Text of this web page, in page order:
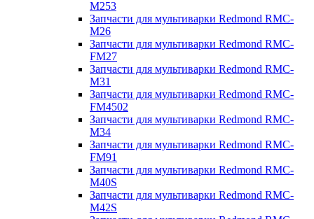
M253
Запчасти для мультиварки Redmond RMC-
M26
Запчасти для мультиварки Redmond RMC-
FM27
Запчасти для мультиварки Redmond RMC-
M31
Запчасти для мультиварки Redmond RMC-
FM4502
Запчасти для мультиварки Redmond RMC-
M34
Запчасти для мультиварки Redmond RMC-
FM91
Запчасти для мультиварки Redmond RMC-
M40S
Запчасти для мультиварки Redmond RMC-
M42S